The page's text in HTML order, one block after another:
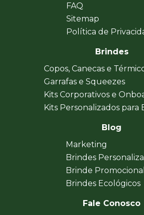
FAQ
Sitemap
Política de
Brindes
Copos, Canecas e
Garrafas e Squeezes
Kits Corporativos e
Kits Personalizados para
Blog
Marketing
Brindes
Brinde Promocional
Brindes Ecológicos
Fale Conosco